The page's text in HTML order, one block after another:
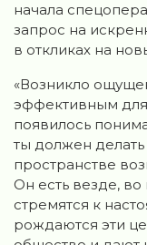
начала
запрос на
в откликах на
«Возникло
эффективным для
появилось
ты должен делать
пространстве
Он есть везде,
стремятся к
рождаются эти